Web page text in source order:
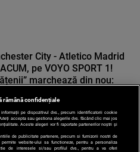
City - Atletico Madrid
pe VOYO SPORT 1!
marchează din nou:
rămână confidențiale
pe dispozitivul dvs., precum identificatorii cookie
accepta sau gestiona alegerile dvs. făcând clic mai jos
Aceste alegeri vor fi raportate partenerilor noștri și
de publicitate partenere, precum si furnizorii nostri de
website-ului sa functioneze, pentru a personaliza
de interesele si/sau profilul dvs., pentru a va oferi